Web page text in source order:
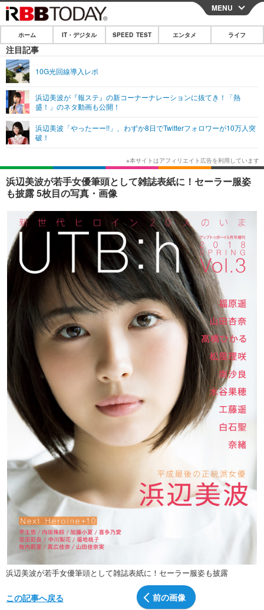
CLOSE
ホーム
IT・デジタル
ネタ
ショッピング その他
SPEED TEST
エンタメ
エンタメTOP
韓国・芸能
音楽 スポーツ
ショッピング その他
ライフ
ライフTOP グルメ
ペット ショッピング
その他
リリース一覧
プッシュ通知の停止方法
MENU
ホーム IT・デジタル SPEED TEST エンタメ ライフ
注目記事
10G光回線導入レポ
浜辺美波が『報ステ』の新コーナーナレーションに抜てき！「熱
盛！」のネタ動画も公開！
浜辺美波「やったーー!!」、わずか8日でTwitterフォロワーが10万人突
破！
浜辺美波が若手女優筆頭として雑誌表紙に！セーラー服姿
も披露 5枚目の写真・画像
浜辺美波が若手女優筆頭として雑誌表紙に！セーラー服姿も披露
前の画像
この記事へ戻る